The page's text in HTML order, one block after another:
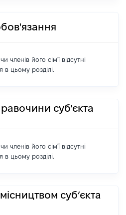
членів його сім'ї відсутні
в цьому розділі.
суб'єкта
членів його сім'ї відсутні
в цьому розділі.
суб’єкта